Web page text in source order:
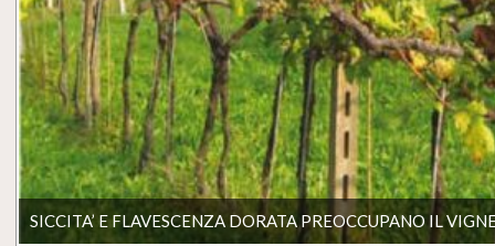
SICCITA’ E FLAVESCENZA DORATA PREOCCUPANO IL